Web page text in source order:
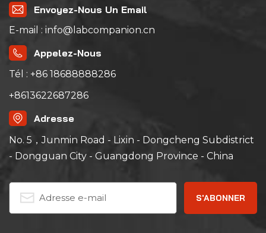
Envoyez-Nous Un Email
E-mail : info@labcompanion.cn
Appelez-Nous
Tél : +86 18688888286
+8613622687286
Adresse
No. 5，Junmin Road - Lixin - Dongcheng Subdistrict
- Dongguan City - Guangdong Province - China